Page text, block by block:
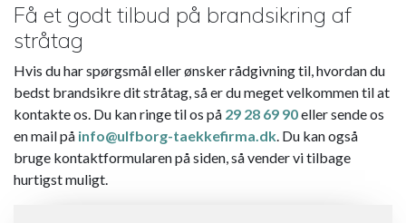
Få et godt tilbud på brandsikring af
stråtag
Hvis du har spørgsmål eller ønsker rådgivning til, hvordan du
bedst brandsikre dit stråtag, så er du meget velkommen til at
kontakte os. Du kan ringe til os på 29 28 69 90eller sende os
en mail på info@ulfborg-taekkefirma.dk. Du kan også
bruge kontaktformularen på siden, så vender vi tilbage
hurtigst muligt.